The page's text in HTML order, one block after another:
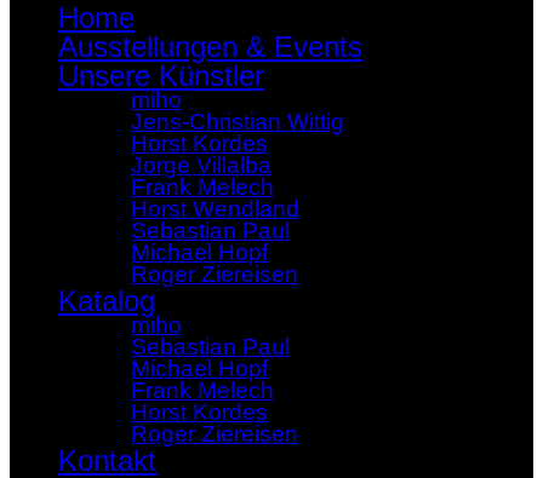
Home
Ausstellungen & Events
Unsere Künstler
miho
Jens-Christian Wittig
Horst Kordes
Jorge Villalba
Frank Melech
Horst Wendland
Sebastian Paul
Michael Hopf
Roger Ziereisen
Katalog
miho
Sebastian Paul
Michael Hopf
Frank Melech
Horst Kordes
Roger Ziereisen
Kontakt